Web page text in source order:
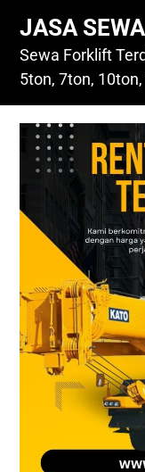
content
JASA
Sewa Forklift
5ton, 7ton,